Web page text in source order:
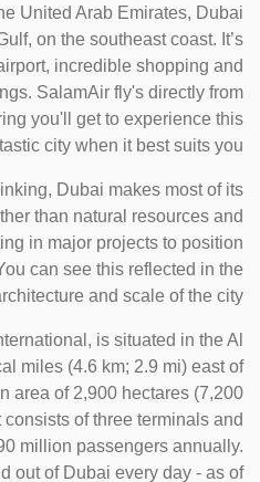
United Arab Emirates, Dubai
on the southeast coast. It’s
airport, incredible shopping and
SalamAir fly's directly from
you'll get to experience this
city when it best suits you.
Dubai makes most of its
than natural resources and
in major projects to position
You can see this reflected in the
and scale of the city.
is situated in the Al
miles (4.6 km; 2.9 mi) east of
area of 2,900 hectares (7,200
consists of three terminals and
90 million passengers annually.
out of Dubai every day - as of